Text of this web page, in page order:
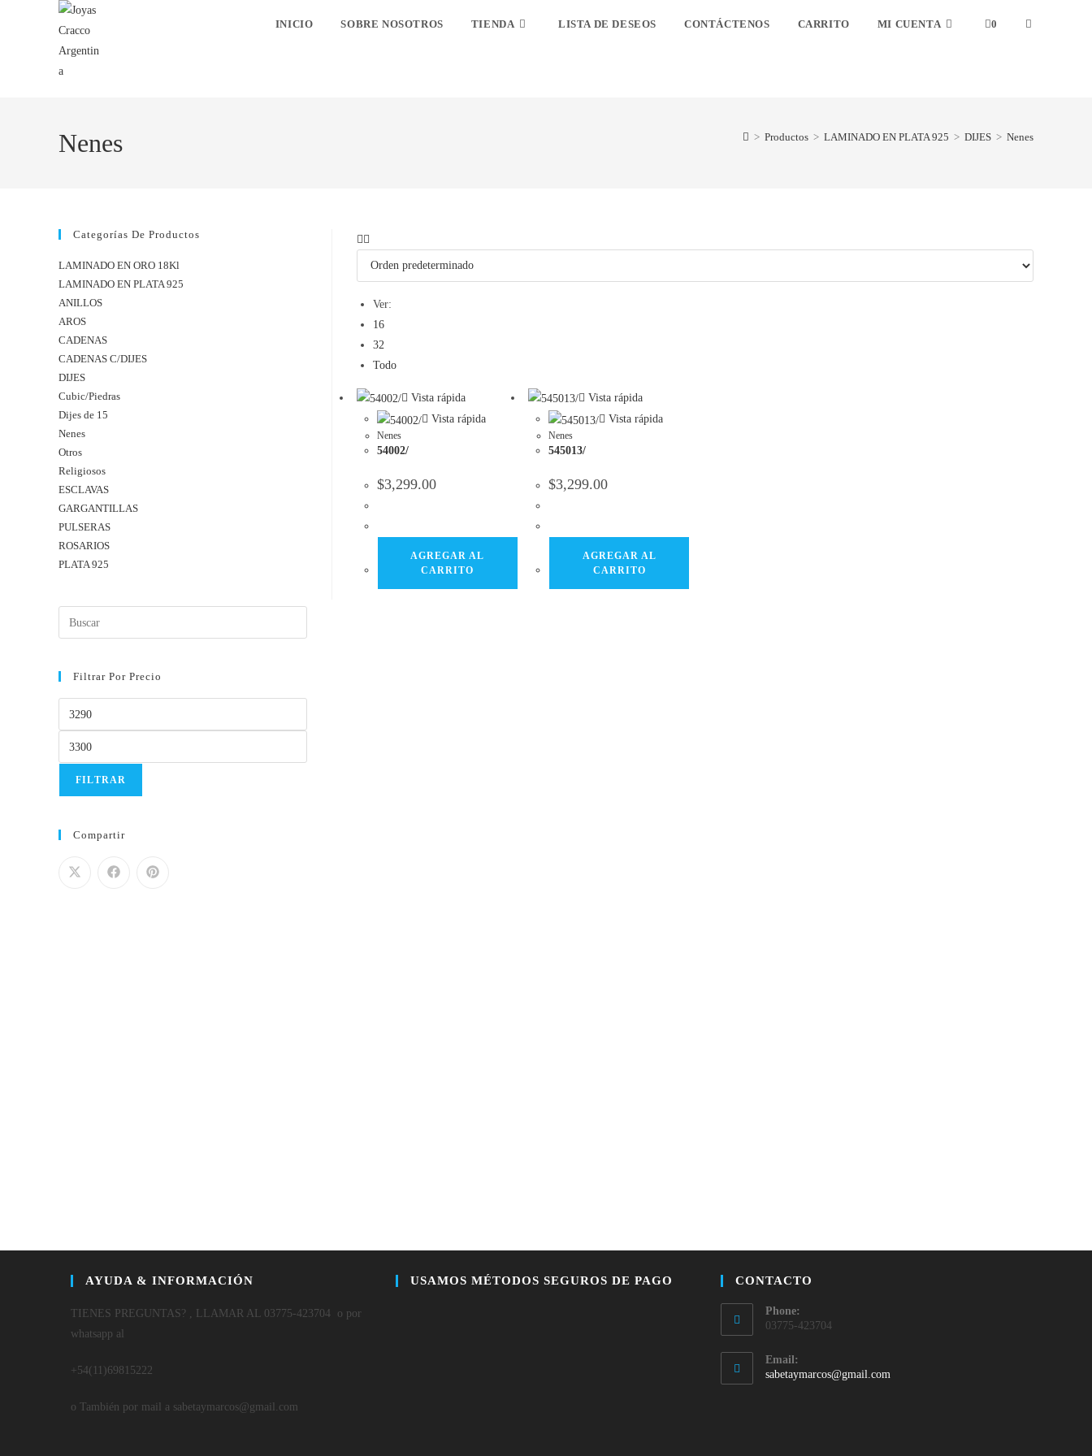
INICIO SOBRE NOSOTROS TIENDA LISTA DE DESEOS CONTÁCTENOS CARRITO MI CUENTA 0
Nenes > Productos > LAMINADO EN PLATA 925 > DIJES > Nenes
Ver:
16
32
Todo
Vista rápida
Vista rápida
Nenes
54002/
$3,299.00
AGREGAR AL
CARRITO
Vista rápida
Vista rápida
Nenes
545013/
$3,299.00
AGREGAR AL
CARRITO
Categorías De Productos
LAMINADO EN ORO 18Kl
LAMINADO EN PLATA 925
ANILLOS
AROS
CADENAS
CADENAS C/DIJES
DIJES
Cubic/Piedras
Dijes de 15
Nenes
Otros
Religiosos
ESCLAVAS
GARGANTILLAS
PULSERAS
ROSARIOS
PLATA 925
Filtrar Por Precio
FILTRAR
Compartir
AYUDA & INFORMACIÓN
TIENES PREGUNTAS? , LLAMAR AL 03775-423704 o por
whatsapp al
+54(11)69815222
o También por mail a sabetaymarcos@gmail.com
USAMOS MÉTODOS SEGUROS DE PAGO CONTACTO
Phone:
03775-423704
Email:
sabetaymarcos@gmail.com